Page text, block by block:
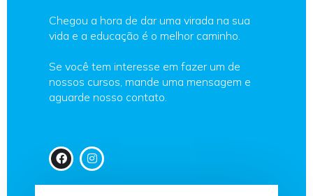
Chegou a hora de dar uma virada na sua
vida e a educação é o melhor caminho.
Se você tem interesse em fazer um de
nossos cursos, mande uma mensagem e
aguarde nosso contato.